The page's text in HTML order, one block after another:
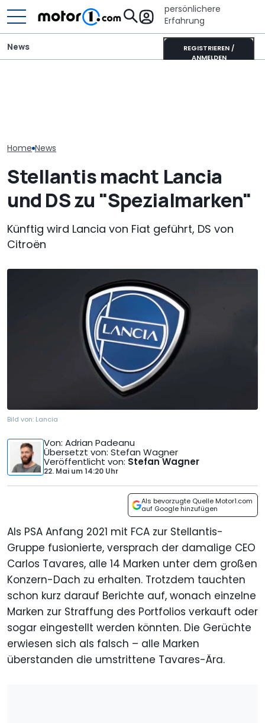
persönlichere
Erfahrung
REGISTRIEREN /
ANMELDEN
News
Home News
Stellantis macht Lancia
und DS zu "Spezialmarken"
Künftig wird Lancia von Fiat geführt, DS von
Citroën
Bild von: Lancia
Von: Adrian Padeanu
Übersetzt von: Stefan Wagner
Veröffentlicht von: Stefan Wagner
22. Mai um14:20 Uhr
Als bevorzugte Quelle Motor1.com
auf Google hinzufügen
Als PSA Anfang 2021 mit FCA zur Stellantis-
Gruppe fusionierte, versprach der damalige CEO
Carlos Tavares, alle 14 Marken unter dem großen
Konzern-Dach zu erhalten. Trotzdem tauchten
schon kurz darauf Berichte auf, wonach einzelne
Marken zur Straffung des Portfolios verkauft oder
sogar eingestellt werden könnten. Die Gerüchte
erwiesen sich als falsch – alle Marken
überstanden die umstrittene Tavares-Ära.